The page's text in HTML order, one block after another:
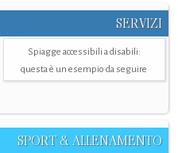
SERVIZI
Spiagge accessibili a disabili:
questa è un esempio da seguire
SPORT & ALLENAMENTO